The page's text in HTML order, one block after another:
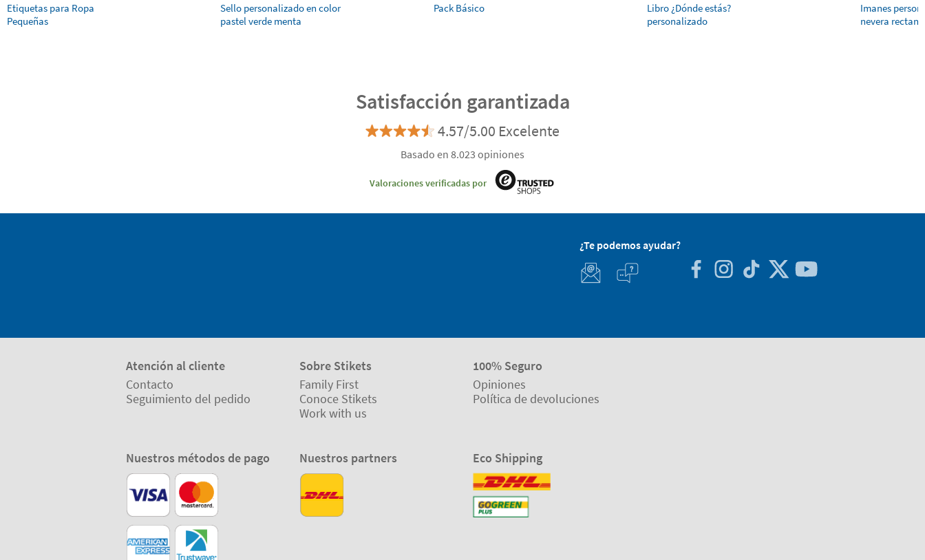
Etiquetas para Ropa
Pequeñas
Sello personalizado en color
pastel verde menta
Pack Básico
Libro ¿Dónde estás?
personalizado
Imanes
nevera
Satisfacción garantizada
4.57/5.00 Excelente
Basado en 8.023 opiniones
Valoraciones verificadas por
¿Te podemos ayudar?
Atención al cliente
Contacto
Seguimiento del pedido
Sobre Stikets
Family First
Conoce Stikets
Work with us
100% Seguro
Opiniones
Política de devoluciones
Nuestros métodos de pago Nuestros partners Eco Shipping